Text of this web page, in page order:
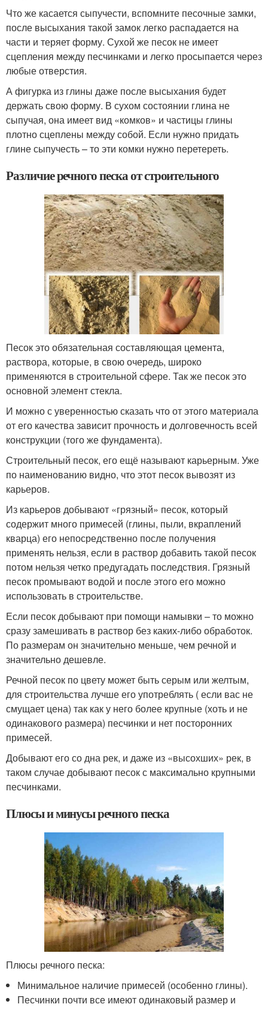
Что же касается сыпучести, вспомните песочные замки,
после высыхания такой замок легко распадается на
части и теряет форму. Сухой же песок не имеет
сцепления между песчинками и легко просыпается через
любые отверстия.
А фигурка из глины даже после высыхания будет
держать свою форму. В сухом состоянии глина не
сыпучая, она имеет вид «комков» и частицы глины
плотно сцеплены между собой. Если нужно придать
глине сыпучесть – то эти комки нужно перетереть.
Различие речного песка от строительного
Песок это обязательная составляющая цемента,
раствора, которые, в свою очередь, широко
применяются в строительной сфере. Так же песок это
основной элемент стекла.
И можно с уверенностью сказать что от этого материала
от его качества зависит прочность и долговечность всей
конструкции (того же фундамента).
Строительный песок, его ещё называют карьерным. Уже
по наименованию видно, что этот песок вывозят из
карьеров.
Из карьеров добывают «грязный» песок, который
содержит много примесей (глины, пыли, вкраплений
кварца) его непосредственно после получения
применять нельзя, если в раствор добавить такой песок
потом нельзя четко предугадать последствия. Грязный
песок промывают водой и после этого его можно
использовать в строительстве.
Если песок добывают при помощи намывки – то можно
сразу замешивать в раствор без каких-либо обработок.
По размерам он значительно меньше, чем речной и
значительно дешевле.
Речной песок по цвету может быть серым или желтым,
для строительства лучше его употреблять ( если вас не
смущает цена) так как у него более крупные (хоть и не
одинакового размера) песчинки и нет посторонних
примесей.
Добывают его со дна рек, и даже из «высохших» рек, в
таком случае добывают песок с максимально крупными
песчинками.
Плюсы и минусы речного песка
Плюсы речного песка:
Минимальное наличие примесей (особенно глины).
Песчинки почти все имеют одинаковый размер и